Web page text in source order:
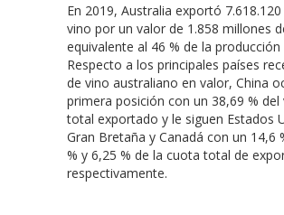
En 2019, Australia exportó 7.618.120
vino por un valor de 1.858 millones
equivalente al 46 % de la producción
Respecto a los principales países
de vino australiano en valor, China
primera posición con un 38,69 % del
total exportado y le siguen Estados
Gran Bretaña y Canadá con un 14,6
% y 6,25 % de la cuota total de
respectivamente.